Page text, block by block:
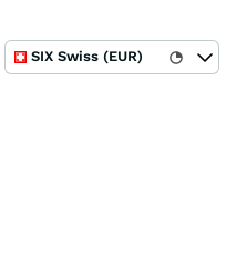
SIX Swiss (EUR)